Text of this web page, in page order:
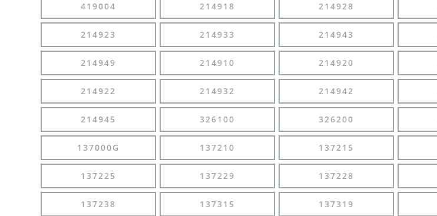
419004 214918 214928
214923 214933 214943
214949 214910 214920
214922 214932 214942
214945 326100 326200
137000G 137210 137215
137225 137229 137228
137238 137315 137319